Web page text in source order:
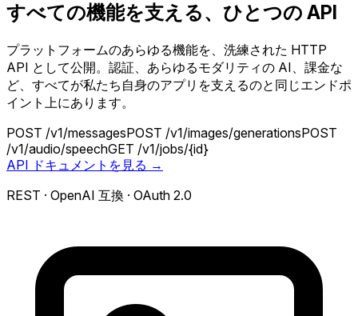
すべての機能を支える、ひとつの API
プラットフォームのあらゆる機能を、洗練された HTTP
API として公開。認証、あらゆるモダリティの AI、課金な
ど、すべてが私たち自身のアプリを支えるのと同じエンドポ
イント上にあります。
POST /v1/messagesPOST /v1/images/generationsPOST
/v1/audio/speechGET /v1/jobs/{id}
API ドキュメントを見る →
REST · OpenAI 互換 · OAuth 2.0